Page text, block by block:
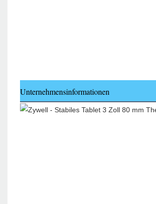
Unternehmensinformationen